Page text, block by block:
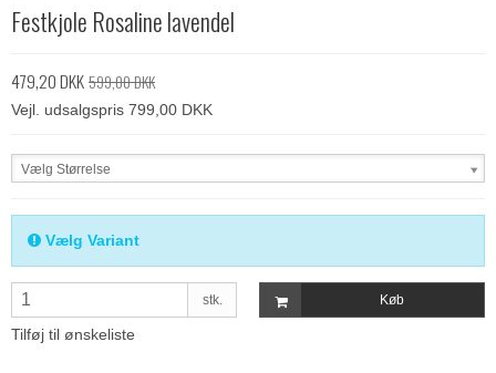
Festkjole Rosaline lavendel
479,20 DKK599,00 DKK
Vejl. udsalgspris 799,00 DKK
Vælg Størrelse
Vælg Variant
stk. Køb
Tilføj til ønskeliste